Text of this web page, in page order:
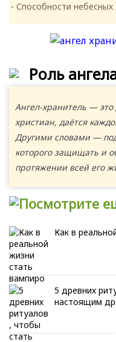
Способности
Роль
Ангел-хранитель —
христиан, даётся
Другими словами —
которого защищать и
протяжении всей его
Как в
5 древних
настоящим